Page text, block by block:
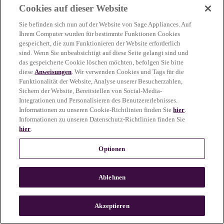
more information)
n
Cookies auf dieser Website
Sie befinden sich nun auf der Website von Sage Appliances. Auf
Ihrem Computer wurden für bestimmte Funktionen Cookies
gespeichert, die zum Funktionieren der Website erforderlich
sind. Wenn Sie unbeabsichtigt auf diese Seite gelangt sind und
das gespeicherte Cookie löschen möchten, befolgen Sie bitte
dieseAnweisungen. Wir verwenden Cookies und Tags für die
Funktionalität der Website, Analyse unserer Besucherzahlen,
Sichern der Website, Bereitstellen von Social-Media-
Integrationen und Personalisieren des Benutzererlebnisses.
Informationen zu unseren Cookie-Richtlinien finden Siehier.
Informationen zu unseren Datenschutz-Richtlinien finden Sie
hier.
Optionen
Ablehnen
Akzeptieren